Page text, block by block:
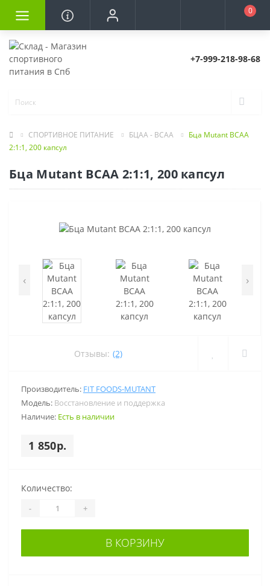
0
+7-999-218-98-68
СПОРТИВНОЕ ПИТАНИЕ БЦАА - BCAA
Бца Mutant BCAA
2:1:1, 200 капсул
Бца Mutant BCAA 2:1:1, 200 капсул
‹ ›
Отзывы: (2)
Производитель: FIT FOODS-MUTANT
Модель: Восстановление и поддержка
Наличие: Есть в наличии
1 850р.
Количество:
- +
В КОРЗИНУ